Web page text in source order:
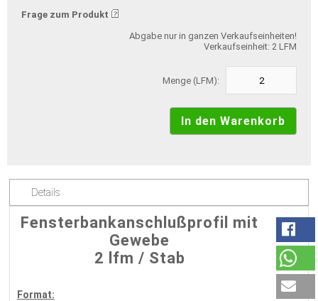
Frage zum Produkt
Abgabe nur in ganzen Verkaufseinheiten!
Verkaufseinheit: 2 LFM
Menge (LFM):
Details
Fensterbankanschlußprofil mit
Gewebe
2 lfm / Stab
Format: